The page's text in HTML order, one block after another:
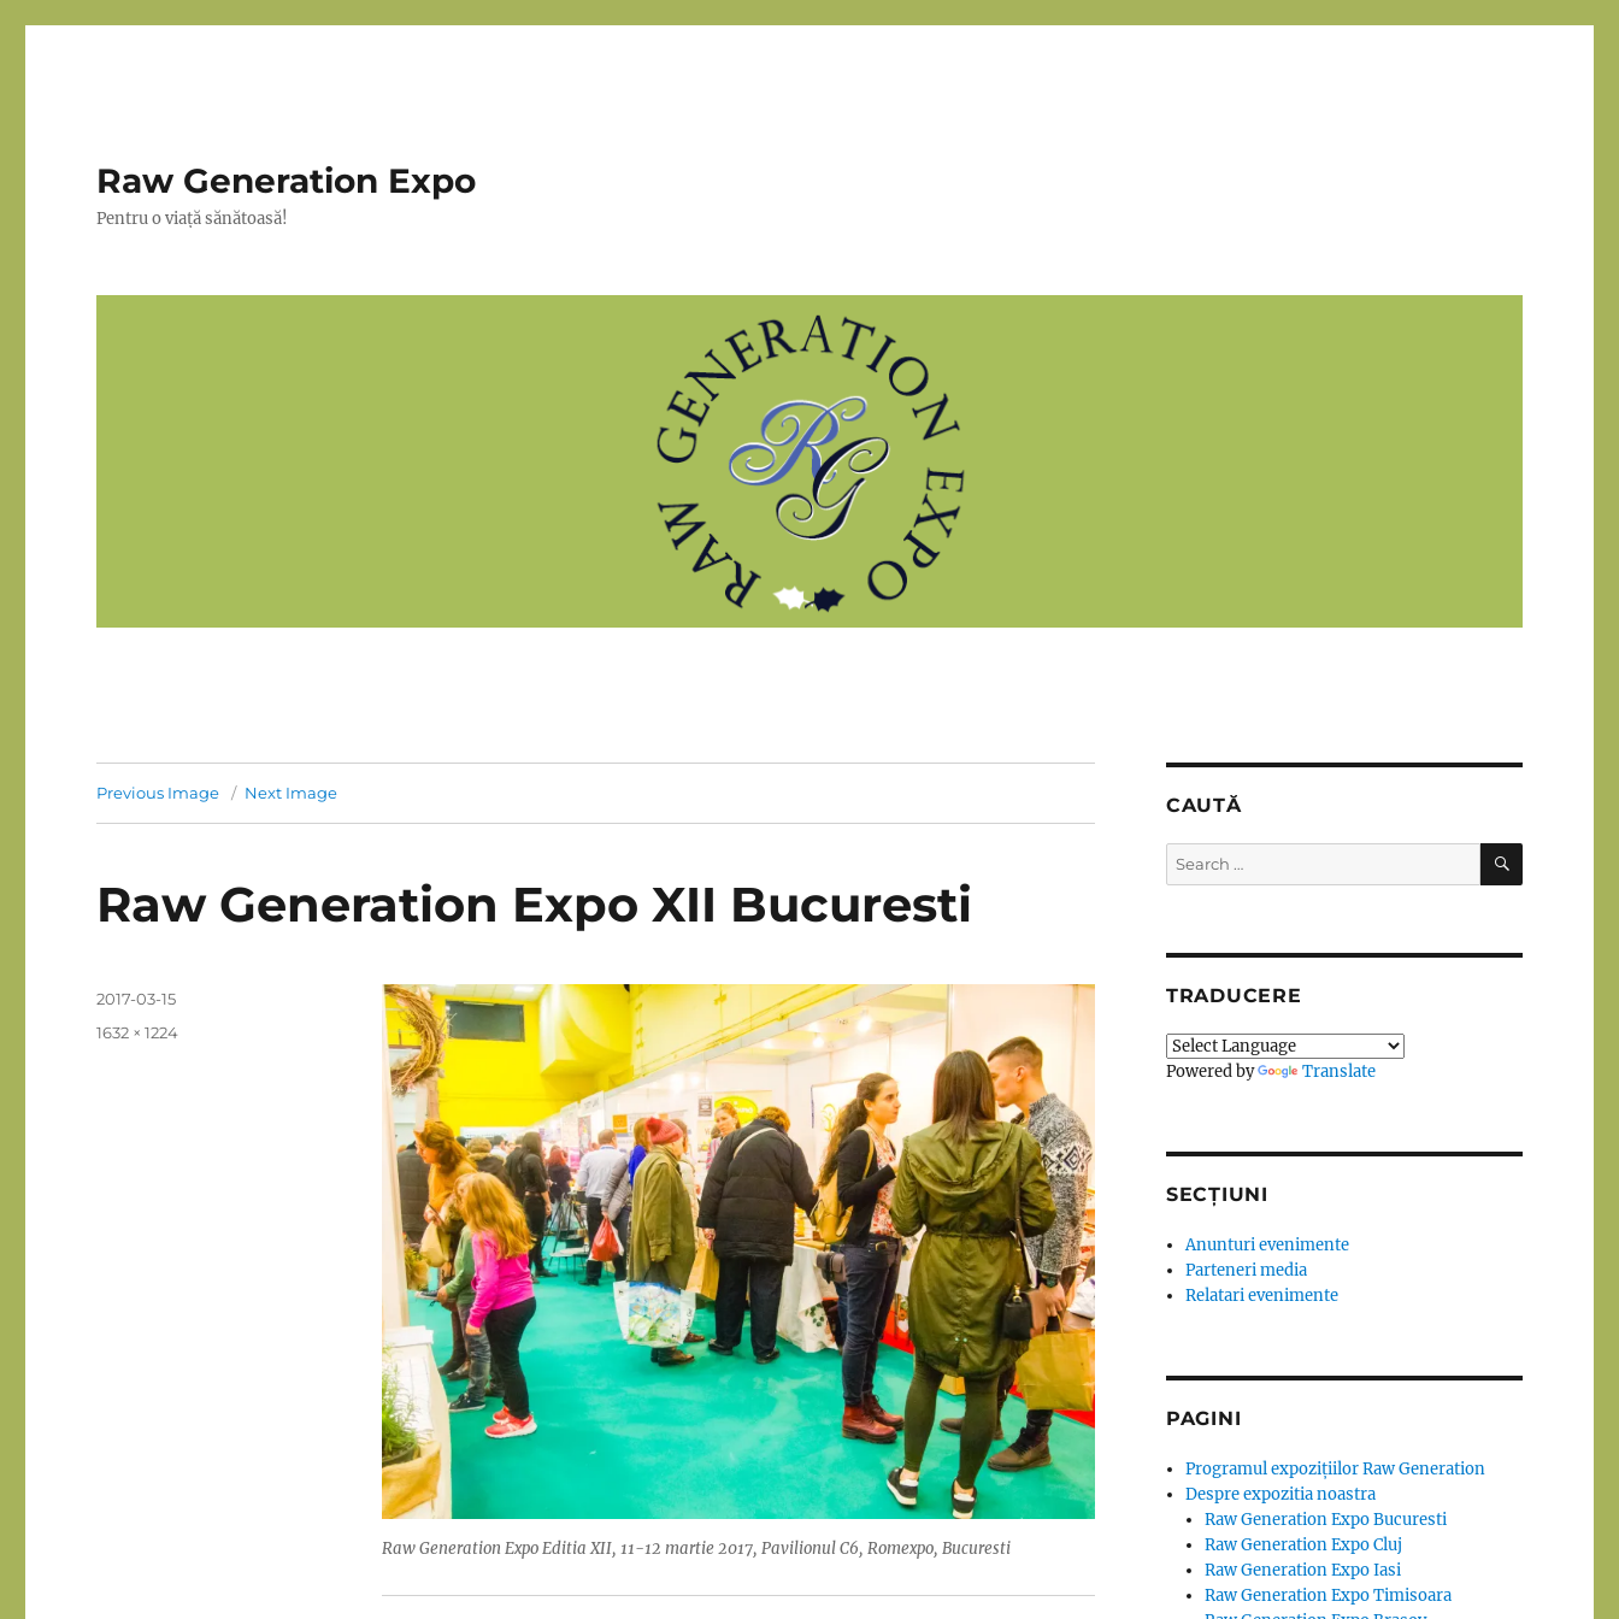
Raw Generation Expo
Pentru o viață sănătoasă!
Previous Image Next Image
Raw Generation Expo XII Bucuresti
Raw Generation Expo Editia XII, 11-12 martie 2017, Pavilionul C6, Romexpo, Bucuresti
Posted
2017-03-15
Full
1632 × 1224
CAUTĂ
Search
for:
SEARCH
TRADUCERE
Powered by Translate
SECȚIUNI
Anunturi evenimente
Parteneri media
Relatari evenimente
PAGINI
Programul expozițiilor Raw Generation
Despre expozitia noastra
Raw Generation Expo Bucuresti
Raw Generation Expo Cluj
Raw Generation Expo Iasi
Raw Generation Expo Timisoara